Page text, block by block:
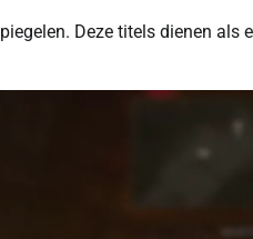
Deze titels dienen als